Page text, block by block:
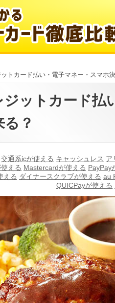
トカード払い・電子マネー・スマホ
ジットカード払
？
交通系icが使える キャッシュレス ア
える Mastercardが使える PayPay
える ダイナースクラブが使える au
QUICPayが使える